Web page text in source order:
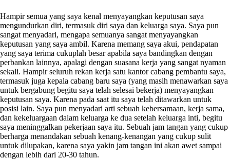
Hampir semua yang saya kenal menyayangkan keputusan saya
mengundurkan diri, termasuk diri saya dan keluarga saya. Saya pun
sangat menyadari, mengapa semuanya sangat menyayangkan
keputusan yang saya ambil. Karena memang saya akui, pendapatan
yang saya terima cukuplah besar apabila saya bandingkan dengan
perbankan lainnya, apalagi dengan suasana kerja yang sangat nyaman
sekali. Hampir seluruh rekan kerja satu kantor cabang pembantu saya,
termasuk juga kepala cabang baru saya (yang masih menawarkan saya
untuk bergabung begitu saya telah selesai bekerja) menyayangkan
keputusan saya. Karena pada saat itu saya telah ditawarkan untuk
posisi lain. Saya pun menyadari arti sebuah kebersamaan, kerja sama,
dan kekeluargaan dalam keluarga ke dua setelah keluarga inti, begitu
saya meninggalkan pekerjaan saya itu. Sebuah jam tangan yang cukup
berharga menandakan sebuah kenang-kenangan yang cukup sulit
untuk dilupakan, karena saya yakin jam tangan ini akan awet sampai
dengan lebih dari 20-30 tahun.